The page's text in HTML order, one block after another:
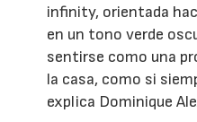
infinity, orientada
en un tono verde
sentirse como una
la casa, como si
explica Dominique